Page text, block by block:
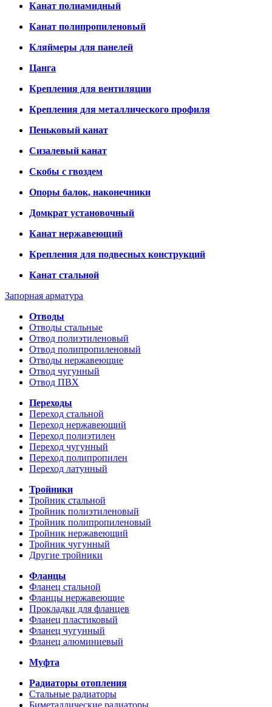
Канат полиамидный
Канат полипропиленовый
Кляймеры для панелей
Цанга
Крепления для вентиляции
Крепления для металлического профиля
Пеньковый канат
Сизалевый канат
Скобы с гвоздем
Опоры балок, наконечники
Домкрат установочный
Канат нержавеющий
Крепления для подвесных конструкций
Канат стальной
Запорная арматура
Отводы
Отводы стальные
Отвод полиэтиленовый
Отвод полипропиленовый
Отводы нержавеющие
Отвод чугунный
Отвод ПВХ
Переходы
Переход стальной
Переход нержавеющий
Переход полиэтилен
Переход чугунный
Переход полипропилен
Переход латунный
Тройники
Тройник стальной
Тройник полиэтиленовый
Тройник полипропиленовый
Тройник нержавеющий
Тройник чугунный
Другие тройники
Фланцы
Фланец стальной
Фланцы нержавеющие
Прокладки для фланцев
Фланец пластиковый
Фланец чугунный
Фланец алюминиевый
Муфта
Радиаторы отопления
Стальные радиаторы
Биметаллические радиаторы